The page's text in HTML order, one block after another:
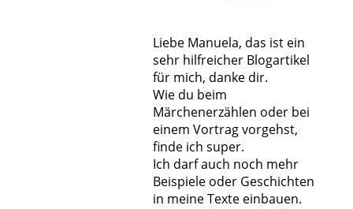
Liebe Manuela, das ist ein
sehr hilfreicher Blogartikel
für mich, danke dir.
Wie du beim
Märchenerzählen oder bei
einem Vortrag vorgehst,
finde ich super.
Ich darf auch noch mehr
Beispiele oder Geschichten
in meine Texte einbauen.